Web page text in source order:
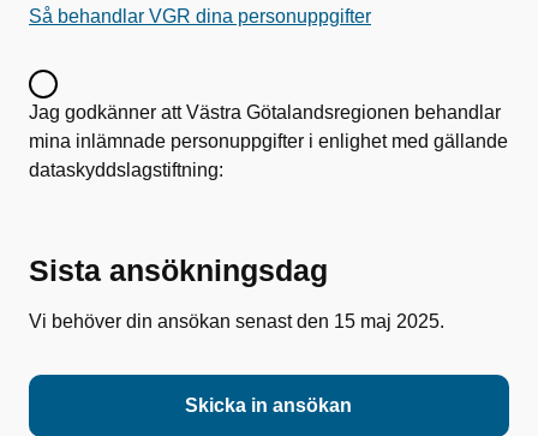
Så behandlar VGR dina personuppgifter
Jag godkänner att Västra Götalandsregionen behandlar
mina inlämnade personuppgifter i enlighet med gällande
dataskyddslagstiftning:
Sista ansökningsdag
Vi behöver din ansökan senast den 15 maj 2025.
Skicka in ansökan